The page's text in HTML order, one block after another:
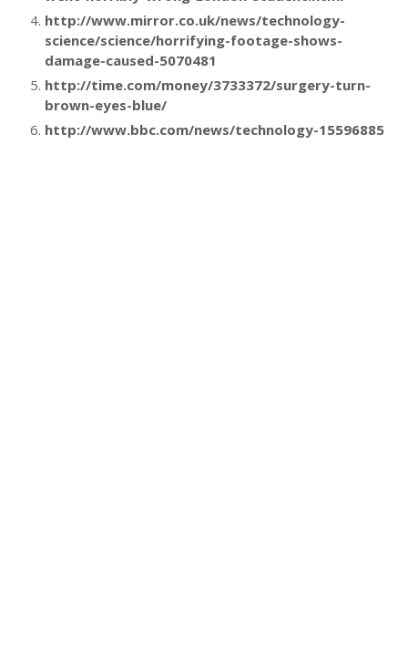
http://www.mirror.co.uk/news/technology-
science/science/horrifying-footage-shows-
damage-caused-5070481
http://time.com/money/3733372/surgery-turn-
brown-eyes-blue/
http://www.bbc.com/news/technology-15596885